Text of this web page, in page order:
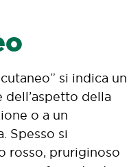
si indica un
della
o a un
Spesso si
rosso, pruriginoso